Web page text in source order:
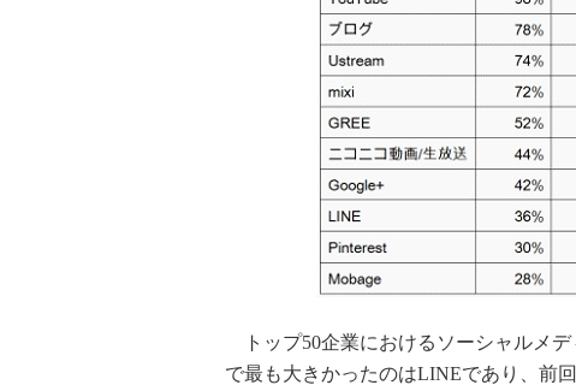
トップ50企業におけるソーシャルメ
で最も大きかったのはLINEであり、前